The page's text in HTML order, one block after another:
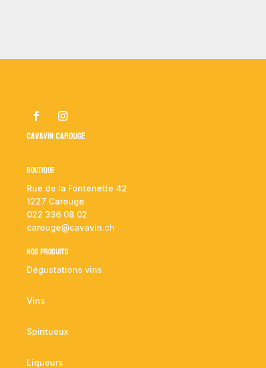
Cavavin Carouge
Boutique
Rue de la Fontenette 42
1227 Carouge
022 336 08 02
carouge@cavavin.ch
NOS PRODUITS
Dégustations vins
Vins
Spiritueux
Liqueurs